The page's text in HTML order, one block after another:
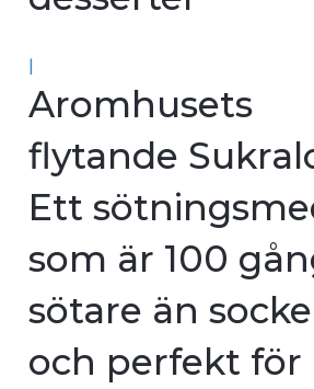
|
Aromhusets
flytande
Ett
som är 100
sötare än
och perfekt för